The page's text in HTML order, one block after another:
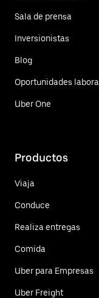
Sala de prensa
Inversionistas
Blog
Oportunidades
Uber One
Productos
Viaja
Conduce
Realiza entregas
Comida
Uber para Empresas
Uber Freight